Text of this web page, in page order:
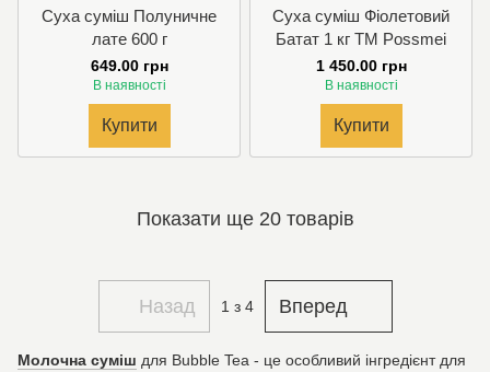
Суха суміш Полуничне
лате 600 г
649.00 грн
В наявності
Купити
Суха суміш Фіолетовий
Батат 1 кг TM Possmei
1 450.00 грн
В наявності
Купити
Показати ще 20 товарів
Назад 1 з 4 Вперед
Молочна суміш для Bubble Tea - це особливий інгредієнт для